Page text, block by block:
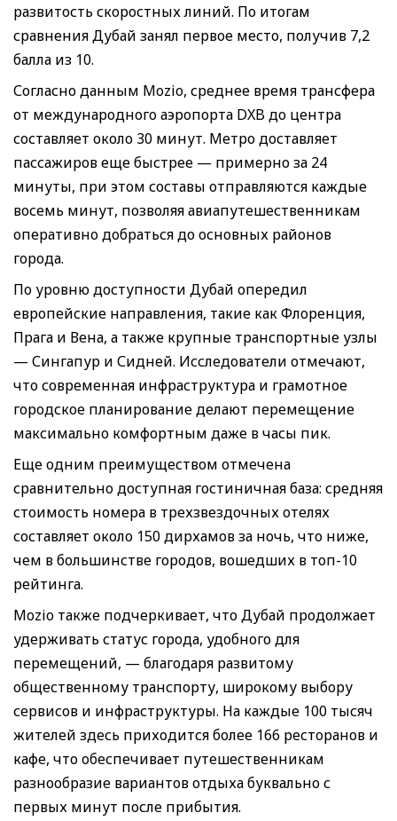
развитость скоростных линий. По итогам
сравнения Дубай занял первое место, получив 7,2
балла из 10.
Согласно данным Mozio, среднее время трансфера
от международного аэропорта DXB до центра
составляет около 30 минут. Метро доставляет
пассажиров еще быстрее — примерно за 24
минуты, при этом составы отправляются каждые
восемь минут, позволяя авиапутешественникам
оперативно добраться до основных районов
города.
По уровню доступности Дубай опередил
европейские направления, такие как Флоренция,
Прага и Вена, а также крупные транспортные узлы
— Сингапур и Сидней. Исследователи отмечают,
что современная инфраструктура и грамотное
городское планирование делают перемещение
максимально комфортным даже в часы пик.
Еще одним преимуществом отмечена
сравнительно доступная гостиничная база: средняя
стоимость номера в трехзвездочных отелях
составляет около 150 дирхамов за ночь, что ниже,
чем в большинстве городов, вошедших в топ-10
рейтинга.
Mozio также подчеркивает, что Дубай продолжает
удерживать статус города, удобного для
перемещений, — благодаря развитому
общественному транспорту, широкому выбору
сервисов и инфраструктуры. На каждые 100 тысяч
жителей здесь приходится более 166 ресторанов и
кафе, что обеспечивает путешественникам
разнообразие вариантов отдыха буквально с
первых минут после прибытия.